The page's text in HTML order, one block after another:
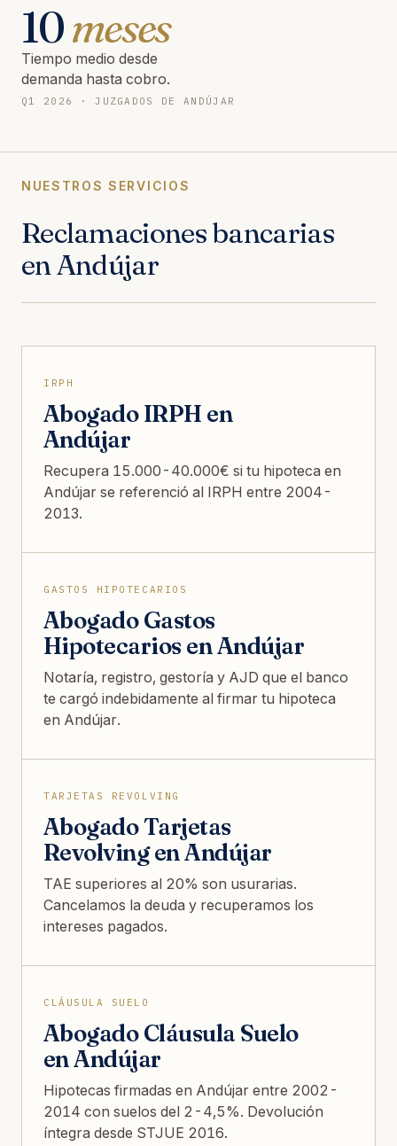
10meses
Tiempo medio desde
demanda hasta cobro.
Q1 2026 · JUZGADOS DE ANDÚJAR
NUESTROS SERVICIOS
Reclamaciones bancarias
en Andújar
IRPH
Abogado IRPH en
Andújar
Recupera 15.000-40.000€ si tu hipoteca en
Andújar se referenció al IRPH entre 2004-
2013.
GASTOS HIPOTECARIOS
Abogado Gastos
Hipotecarios en Andújar
Notaría, registro, gestoría y AJD que el banco
te cargó indebidamente al firmar tu hipoteca
en Andújar.
TARJETAS REVOLVING
Abogado Tarjetas
Revolving en Andújar
TAE superiores al 20% son usurarias.
Cancelamos la deuda y recuperamos los
intereses pagados.
CLÁUSULA SUELO
Abogado Cláusula Suelo
en Andújar
Hipotecas firmadas en Andújar entre 2002-
2014 con suelos del 2-4,5%. Devolución
íntegra desde STJUE 2016.